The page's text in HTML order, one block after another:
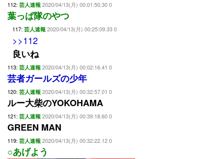
112: 芸人速報 2020/04/13(月) 00:01:50.30 0
葉っぱ隊のやつ
117: 芸人速報 2020/04/13(月) 00:25:09.33 0
>>112
良いね
113: 芸人速報 2020/04/13(月) 00:02:16.41 0
芸者ガールズの少年
120: 芸人速報 2020/04/13(月) 00:32:57.01 0
ルー大柴のYOKOHAMA
121: 芸人速報 2020/04/13(月) 00:39:18.60 0
GREEN MAN
119: 芸人速報 2020/04/13(月) 00:32:22.12 0
○あげよう